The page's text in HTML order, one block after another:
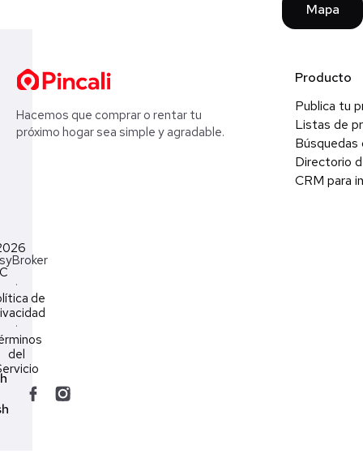
Mapa
Hacemos que comprar o rentar tu
próximo hogar sea simple y agradable.
Producto
Publica tu
Listas de
Búsquedas
Directorio
CRM para
·
de
·
del